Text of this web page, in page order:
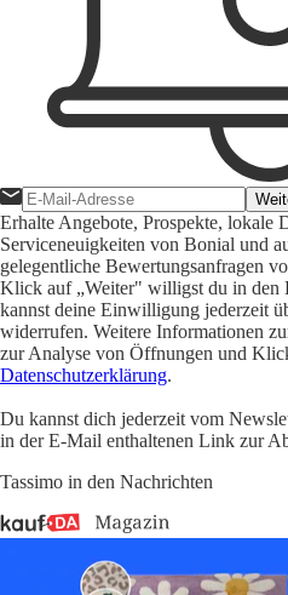
Erhalte Angebote, Prospekte, lokale
Serviceneuigkeiten von Bonial und
gelegentliche Bewertungsanfragen
Klick auf „Weiter" willigst du in den
kannst deine Einwilligung jederzeit
widerrufen. Weitere Informationen
zur Analyse von Öffnungen und
Datenschutzerklärung.
Du kannst dich jederzeit vom
in der E-Mail enthaltenen Link zur
Tassimo in den Nachrichten